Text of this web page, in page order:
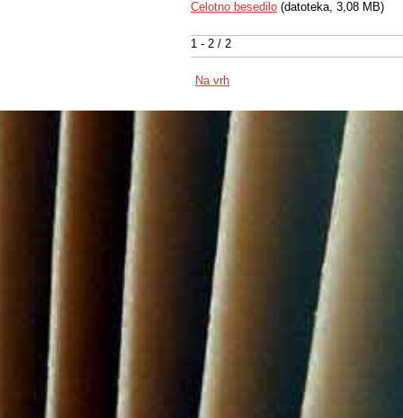
1 - 2 / 2
Celotno besedilo (datoteka, 3,08 MB)
Na vrh